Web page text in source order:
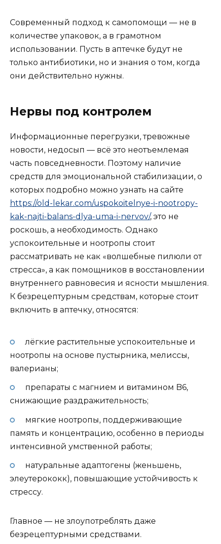
Современный подход к самопомощи — не в
количестве упаковок, а в грамотном
использовании. Пусть в аптечке будут не
только антибиотики, но и знания о том, когда
они действительно нужны.
Нервы под контролем
Информационные перегрузки, тревожные
новости, недосып — всё это неотъемлемая
часть повседневности. Поэтому наличие
средств для эмоциональной стабилизации, о
которых подробно можно узнать на сайте
https://old-lekar.com/uspokoitelnye-i-nootropy-
kak-najti-balans-dlya-uma-i-nervov/, это не
роскошь, а необходимость. Однако
успокоительные и ноотропы стоит
рассматривать не как «волшебные пилюли от
стресса», а как помощников в восстановлении
внутреннего равновесия и ясности мышления.
К безрецептурным средствам, которые стоит
включить в аптечку, относятся:
лёгкие растительные успокоительные и
ноотропы на основе пустырника, мелиссы,
валерианы;
препараты с магнием и витамином B6,
снижающие раздражительность;
мягкие ноотропы, поддерживающие
память и концентрацию, особенно в периоды
интенсивной умственной работы;
натуральные адаптогены (женьшень,
элеутерококк), повышающие устойчивость к
стрессу.
Главное — не злоупотреблять даже
безрецептурными средствами.